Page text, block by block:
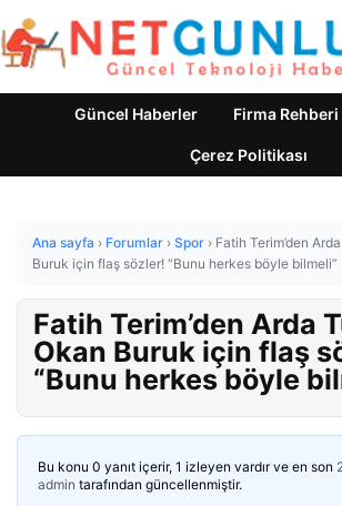
Güncel Haberler Firma Rehberi
Çerez Politikası
Ana sayfa › Forumlar › Spor › Fatih Terim’den
Buruk için flaş sözler! “Bunu herkes böyle bilmeli”
Fatih Terim’den Arda
Okan Buruk için flaş
“Bunu herkes böyle
Bu konu 0 yanıt içerir, 1 izleyen vardır ve en son
admin tarafından güncellenmiştir.